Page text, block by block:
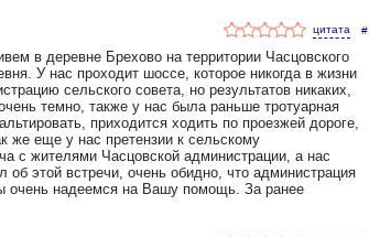
#
в деревне Брехово на территории Часцовского
У нас проходит шоссе, которое никогда в жизни
сельского совета, но результатов никаких,
темно, также у нас была раньше тротуарная
приходится ходить по проезжей дороге,
же еще у нас претензии к сельскому
с жителями Часцовской администрации, а нас
об этой встречи, очень обидно, что администрация
очень надеемся на Вашу помощь. За ранее